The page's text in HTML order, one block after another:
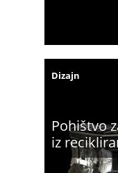
Pohištvo
iz
Dizajn